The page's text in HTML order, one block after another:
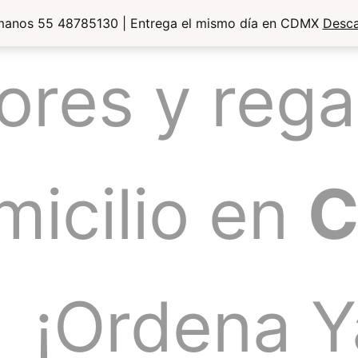
55 48785130 | Entrega el mismo día en CDMX
y
en
¡Ordena